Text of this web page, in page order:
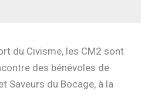
du Civisme, les CM2 sont
des bénévoles de
Saveurs du Bocage, à la